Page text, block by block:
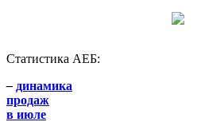
Статистика АЕБ:
– динамика
продаж
в июле